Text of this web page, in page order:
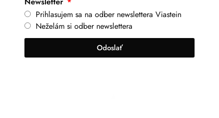
Prihlasujem sa na odber newslettera Viastein
Neželám si odber newslettera
Odoslať